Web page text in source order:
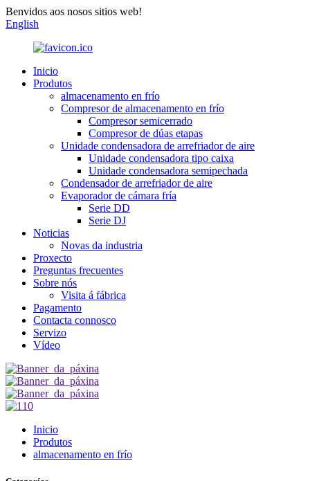
Benvidos aos nosos sitios web!
English
Inicio
Produtos
almacenamento en frío
Compresor de almacenamento en frío
Compresor semicerrado
Compresor de dúas etapas
Unidade condensadora de arrefriador de aire
Unidade condensadora tipo caixa
Unidade condensadora semipechada
Condensador de arrefriador de aire
Evaporador de cámara fría
Serie DD
Serie DJ
Noticias
Novas da industria
Proxecto
Preguntas frecuentes
Sobre nós
Visita á fábrica
Pagamento
Contacta connosco
Servizo
Vídeo
Inicio
Produtos
almacenamento en frío